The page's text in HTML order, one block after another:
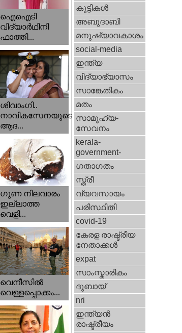
ഐഐടി
വിദ്യാര്‍ഥിനി
ഫാത്തി...
ശിവാംഗി..
നാവികസേനയുടെ
ആദ...
ഗുണ നിലവാരം
ഇല്ലാത്ത
വെളി...
വെനീസില്‍
വെള്ളപ്പൊക്കം...
കുട്ടികള്‍
അബുദാബി
മനുഷ്യാവകാശം
social-media
ഇന്ത്യ
വിദ്യാഭ്യാസം
സാങ്കേതികം
മതം
സാമൂഹ്യ-
സേവനം
kerala-
government-
ഗതാഗതം
സ്ത്രീ
വ്യവസായം
പരിസ്ഥിതി
covid-19
കേരള രാഷ്ട്രീയ
നേതാക്കള്‍
expat
സാംസ്കാരികം
ദുബായ്‌
nri
ഇന്ത്യന്‍
രാഷ്ട്രീയം